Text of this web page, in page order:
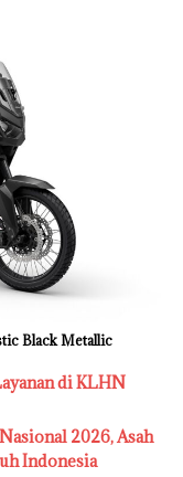
Black Metallic
di KLHN
2026, Asah
Indonesia